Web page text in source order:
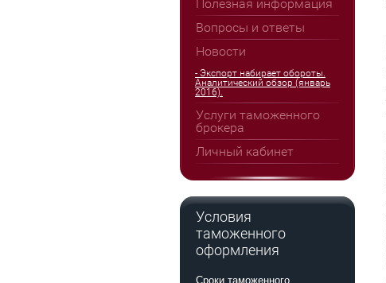
Полезная информация
Вопросы и ответы
Новости
- Экспорт набирает обороты.
Аналитический обзор (январь
2016).
Услуги таможенного
брокера
Личный кабинет
Условия
таможенного
оформления
Сроки таможенного